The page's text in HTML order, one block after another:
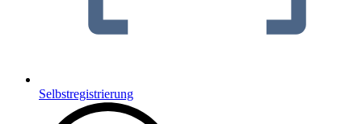
Selbstregistrierung